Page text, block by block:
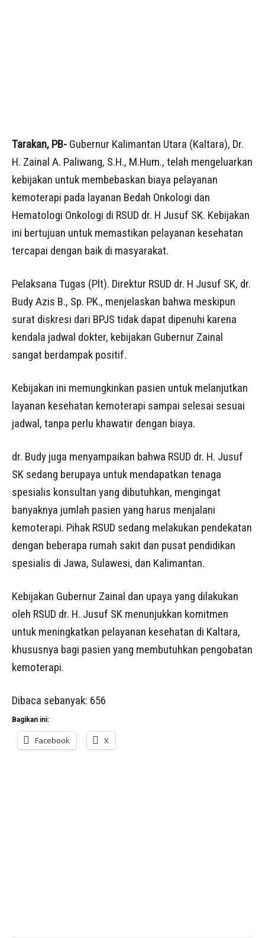
Tarakan, PB- Gubernur Kalimantan Utara (Kaltara), Dr.
H. Zainal A. Paliwang, S.H., M.Hum., telah mengeluarkan
kebijakan untuk membebaskan biaya pelayanan
kemoterapi pada layanan Bedah Onkologi dan
Hematologi Onkologi di RSUD dr. H Jusuf SK. Kebijakan
ini bertujuan untuk memastikan pelayanan kesehatan
tercapai dengan baik di masyarakat.
Pelaksana Tugas (Plt). Direktur RSUD dr. H Jusuf SK, dr.
Budy Azis B., Sp. PK., menjelaskan bahwa meskipun
surat diskresi dari BPJS tidak dapat dipenuhi karena
kendala jadwal dokter, kebijakan Gubernur Zainal
sangat berdampak positif.
Kebijakan ini memungkinkan pasien untuk melanjutkan
layanan kesehatan kemoterapi sampai selesai sesuai
jadwal, tanpa perlu khawatir dengan biaya.
dr. Budy juga menyampaikan bahwa RSUD dr. H. Jusuf
SK sedang berupaya untuk mendapatkan tenaga
spesialis konsultan yang dibutuhkan, mengingat
banyaknya jumlah pasien yang harus menjalani
kemoterapi. Pihak RSUD sedang melakukan pendekatan
dengan beberapa rumah sakit dan pusat pendidikan
spesialis di Jawa, Sulawesi, dan Kalimantan.
Kebijakan Gubernur Zainal dan upaya yang dilakukan
oleh RSUD dr. H. Jusuf SK menunjukkan komitmen
untuk meningkatkan pelayanan kesehatan di Kaltara,
khususnya bagi pasien yang membutuhkan pengobatan
kemoterapi.
Dibaca sebanyak: 656
Bagikan ini:
Facebook X